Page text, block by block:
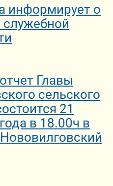
информирует о
служебной
Главы
сельского
21
в 18.00ч в